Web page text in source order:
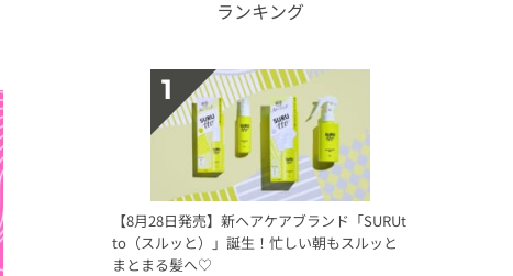
ランキング
【8月28日発売】新ヘアケアブランド「SURUt
to（スルッと）」誕生！忙しい朝もスルッと
まとまる髪へ♡